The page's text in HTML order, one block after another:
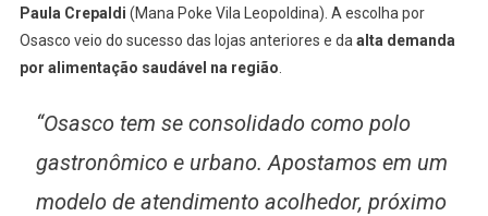
Paula Crepaldi (Mana Poke Vila Leopoldina). A escolha por
Osasco veio do sucesso das lojas anteriores e da alta demanda
por alimentação saudável na região
“Osasco tem se consolidado como polo
gastronômico e urbano. Apostamos em um
modelo de atendimento acolhedor, próximo